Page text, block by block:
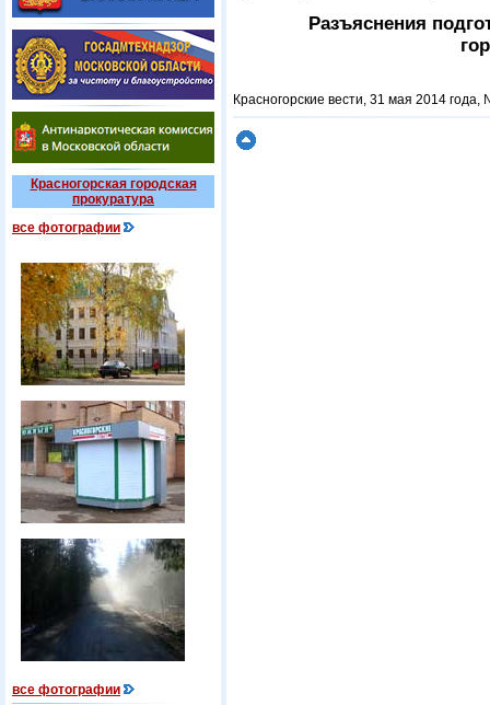
Красногорская городская
прокуратура
все фотографии
все фотографии
Разъяснения
Красногорские вести, 31 мая 2014